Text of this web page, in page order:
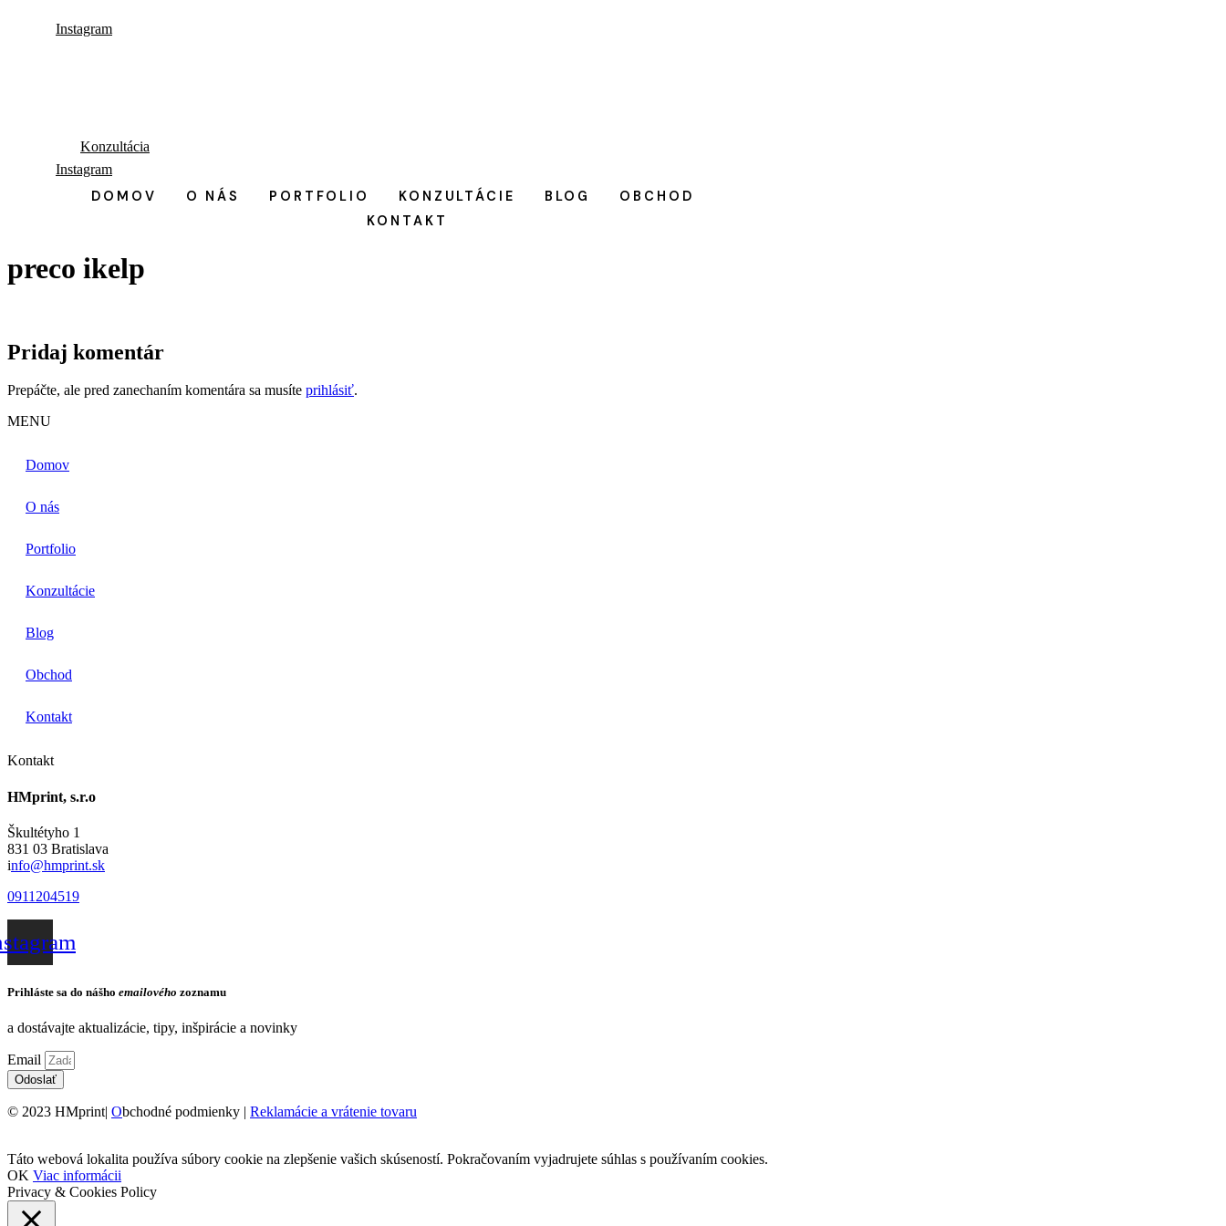
Instagram
Konzultácia
Instagram
DOMOV O NÁS PORTFOLIO KONZULTÁCIE BLOG
OBCHOD
KONTAKT
preco ikelp
Pridaj komentár
Prepáčte, ale pred zanechaním komentára sa musíte prihlásiť.
MENU
Domov
O nás
Portfolio
Konzultácie
Blog
Obchod
Kontakt
Kontakt
HMprint, s.r.o
Škultétyho 1
831 03 Bratislava
info@hmprint.sk
0911204519
Prihláste sa do nášho emailového zoznamu
a dostávajte aktualizácie, tipy, inšpirácie a novinky
Email
Odoslať
© 2023 HMprint| Obchodné podmienky | Reklamácie a vrátenie tovaru
Táto webová lokalita používa súbory cookie na zlepšenie vašich skúseností. Pokračovaním vyjadrujete súhlas s používaním cookies.
OK Viac informácii
Privacy & Cookies Policy